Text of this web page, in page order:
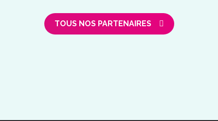
TOUS NOS PARTENAIRES